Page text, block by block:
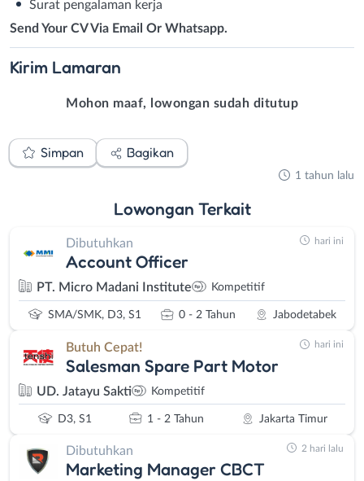
Surat pengalaman kerja
Send Your CV Via Email Or Whatsapp.
Kirim Lamaran
Mohon maaf, lowongan sudah ditutup
Simpan Bagikan
1 tahun lalu
Lowongan Terkait
Dibutuhkan
Account Officer
PT. Micro Madani Institute Kompetitif
SMA/SMK, D3, S1 0 - 2 Tahun Jabodetabek
hari ini
Butuh Cepat!
Salesman Spare Part Motor
UD. Jatayu Sakti Kompetitif
D3, S1 1 - 2 Tahun Jakarta Timur
hari ini
Dibutuhkan
Marketing Manager CBCT
2 hari lalu